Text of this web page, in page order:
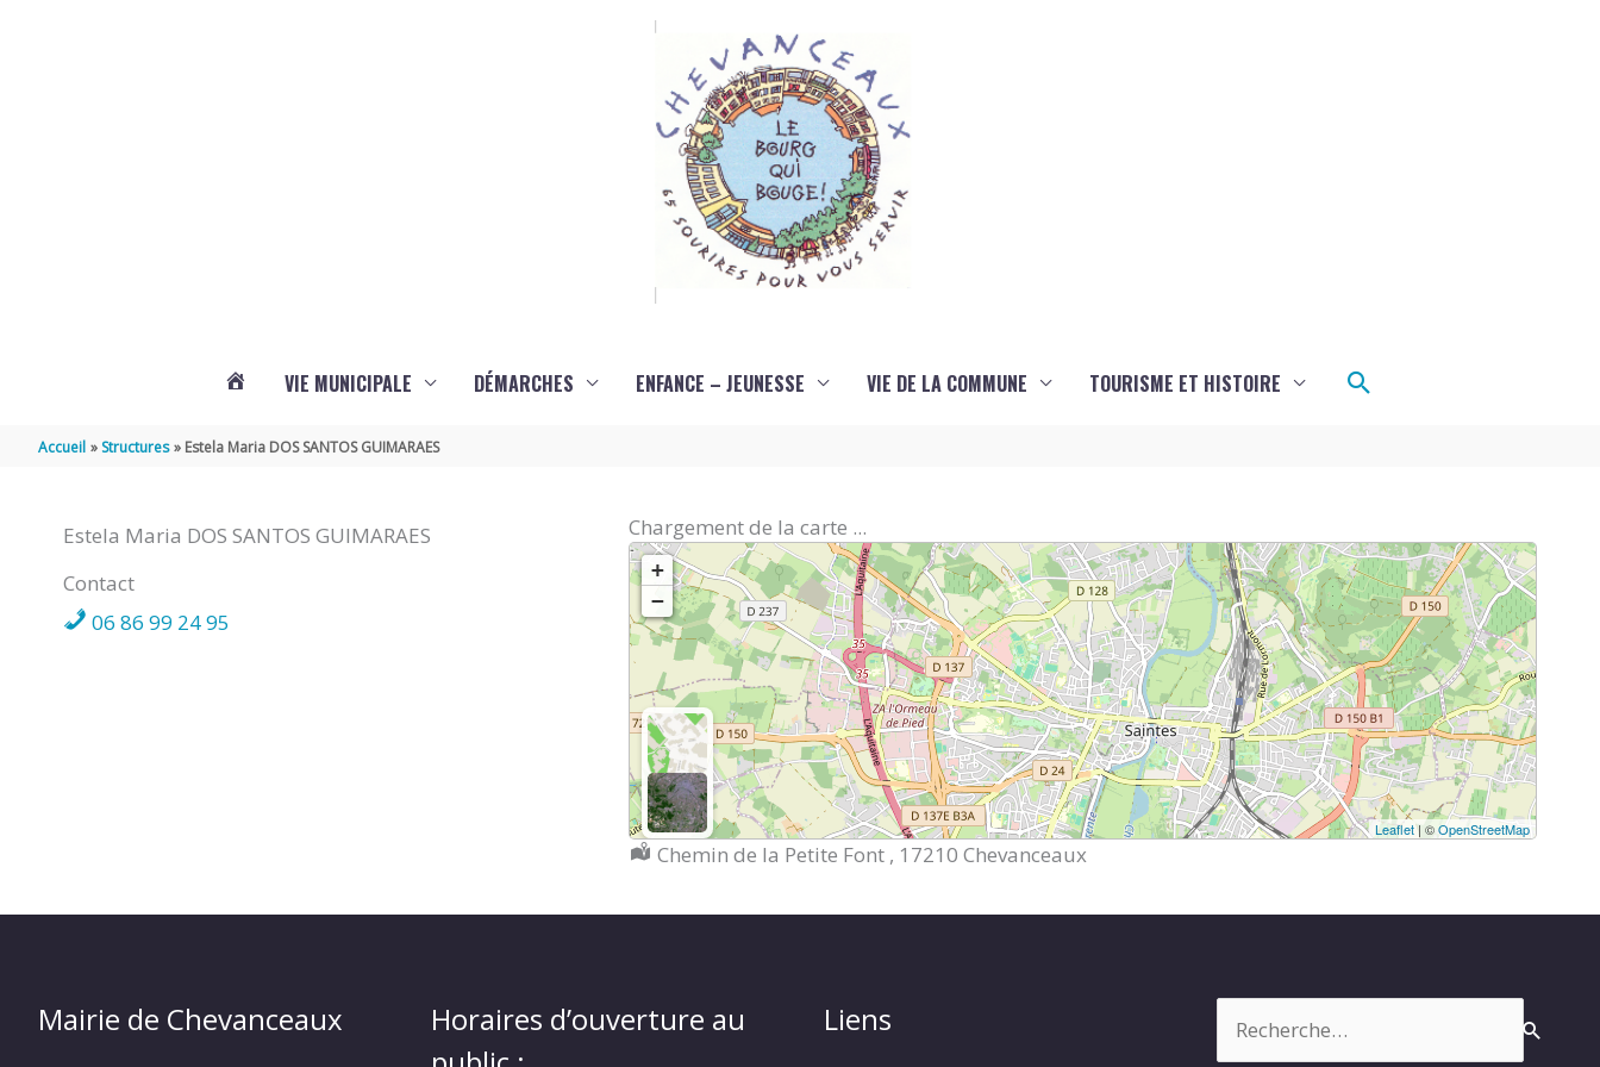
VIE MUNICIPALE DÉMARCHES ENFANCE – JEUNESSE VIE DE LA COMMUNE TOURISME ET HISTOIRE Rechercher
Accueil Structures Estela Maria DOS SANTOS GUIMARAES
Estela Maria DOS SANTOS GUIMARAES
Contact
06 86 99 24 95
Chargement de la carte ...
+
−
Leaflet| ©OpenStreetMap
Localisation :
Chemin de la Petite Font , 17210 Chevanceaux
Mairie de Chevanceaux
Horaires d’ouverture au
Liens